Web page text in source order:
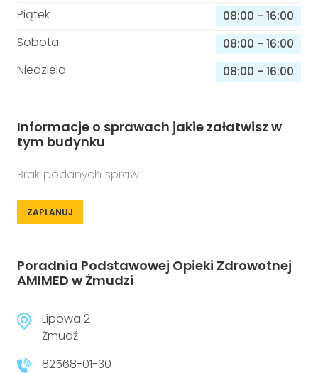
Piątek
08:00 - 16:00
Sobota
08:00 - 16:00
Niedziela
08:00 - 16:00
Informacje o sprawach jakie załatwisz w
tym budynku
Brak podanych spraw
ZAPLANUJ
Poradnia Podstawowej Opieki Zdrowotnej
AMIMED w Żmudzi
Lipowa 2
Żmudź
82568-01-30